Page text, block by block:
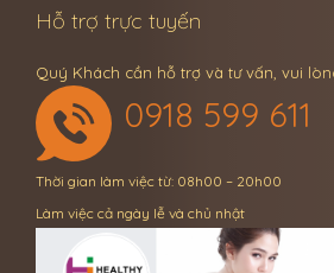
Hỗ trợ trực tuyến
Quý Khách cần hỗ trợ và tư vấn, vui
0918 599 611
Thời gian làm việc từ: 08h00 – 20h00
Làm việc cả ngày lễ và chủ nhật